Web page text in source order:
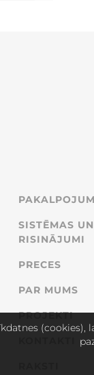
SISTĒMAS UN
RISINĀJUMI
PRECES
PAR MUMS
PROJEKTI
(cookies),